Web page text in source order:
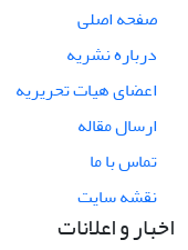
صفحه اصلی
درباره نشریه
اعضای هیات تحریریه
ارسال مقاله
تماس با ما
نقشه سایت
اخبار و اعلانات